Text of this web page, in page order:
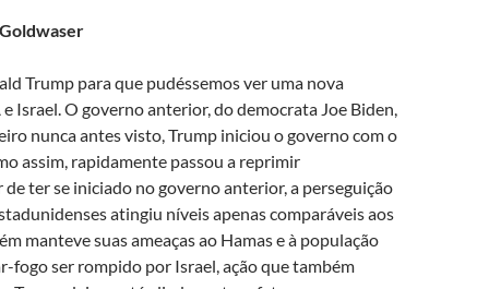
Trump para que pudéssemos ver uma nova
Israel. O governo anterior, do democrata Joe Biden,
nunca antes visto, Trump iniciou o governo com o
assim, rapidamente passou a reprimir
ter se iniciado no governo anterior, a perseguição
atingiu níveis apenas comparáveis aos
manteve suas ameaças ao Hamas e à população
fogo ser rompido por Israel, ação que também